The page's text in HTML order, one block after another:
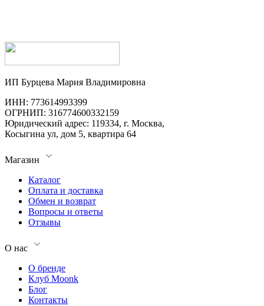
ИП Бурцева Мария Владимировна
ИНН: 773614993399
ОГРНИП: 316774600332159
Юридический адрес: 119334, г. Москва,
Косыгина ул, дом 5, квартира 64
Магазин
Каталог
Оплата и доставка
Обмен и возврат
Вопросы и ответы
Отзывы
О нас
О бренде
Клуб Moonk
Блог
Контакты